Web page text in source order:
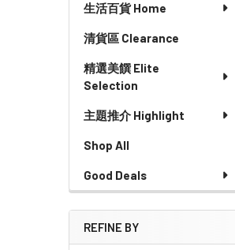
生活百貨 Home
清貨區 Clearance
精選美饌 Elite
Selection
主題推介 Highlight
Shop All
Good Deals
REFINE BY